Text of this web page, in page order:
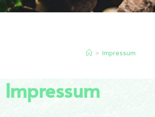
> Impressum
Impressum